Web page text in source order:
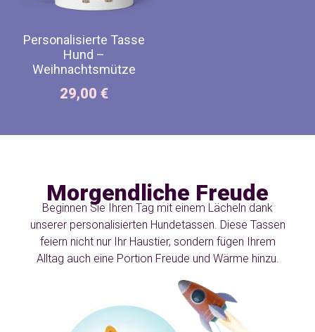
Personalisierte Tasse
Hund –
Weihnachtsmütze
29,00 €
Morgendliche Freude
Beginnen Sie Ihren Tag mit einem Lächeln dank
unserer personalisierten Hundetassen. Diese Tassen
feiern nicht nur Ihr Haustier, sondern fügen Ihrem
Alltag auch eine Portion Freude und Wärme hinzu.